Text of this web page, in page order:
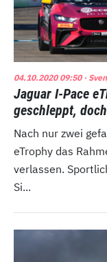
04.10.2020 09:50·
Jaguar I-Pace
geschleppt,
Nach nur zwei
eTrophy das
verlassen.
Si...